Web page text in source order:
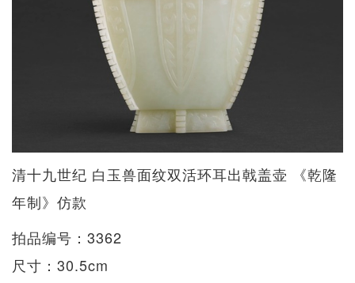
清十九世纪 白玉兽面纹双活环耳出戟盖壶 《乾隆
年制》仿款
拍品编号：3362
尺寸：30.5cm